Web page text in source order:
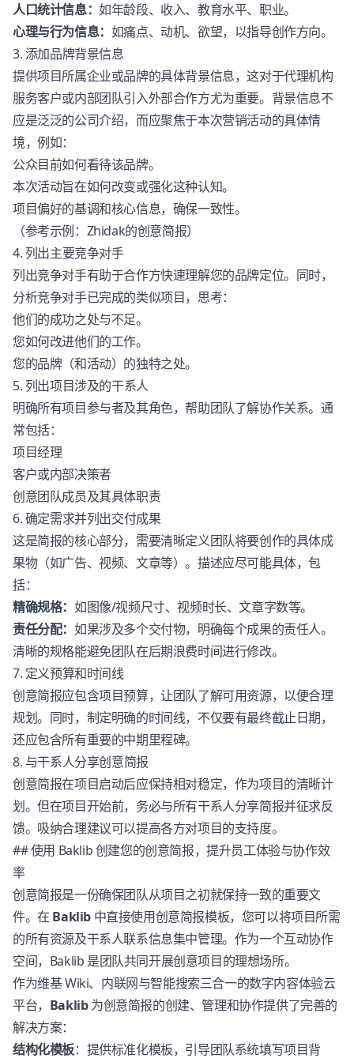
人口统计信息：如年龄段、收入、教育水平、职业。
心理与行为信息： 如痛点、动机、欲望，以指导创作方向。
3. 添加品牌背景信息
提供项目所属企业或品牌的具体背景信息，这对于代理机构
服务客户或内部团队引入外部合作方尤为重要。背景信息不
应是泛泛的公司介绍，而应聚焦于本次营销活动的具体情
境，例如：
公众目前如何看待该品牌。
本次活动旨在如何改变或强化这种认知。
项目偏好的基调和核心信息，确保一致性。
（参考示例： Zhidak的创意简报）
4. 列出主要竞争对手
列出竞争对手有助于合作方快速理解您的品牌定位。同时，
分析竞争对手已完成的类似项目，思考：
他们的成功之处与不足。
您如何改进他们的工作。
您的品牌（和活动）的独特之处。
5. 列出项目涉及的干系人
明确所有项目参与者及其角色，帮助团队了解协作关系。通
常包括：
项目经理
客户或内部决策者
创意团队成员及其具体职责
6. 确定需求并列出交付成果
这是简报的核心部分，需要清晰定义团队将要创作的具体成
果物（如广告、视频、文章等）。描述应尽可能具体，包
括：
精确规格： 如图像/视频尺寸、视频时长、文章字数等。
责任分配： 如果涉及多个交付物，明确每个成果的责任人。
清晰的规格能避免团队在后期浪费时间进行修改。
7. 定义预算和时间线
创意简报应包含项目预算，让团队了解可用资源，以便合理
规划。同时，制定明确的时间线，不仅要有最终截止日期，
还应包含所有重要的中期里程碑。
8. 与干系人分享创意简报
创意简报在项目启动后应保持相对稳定，作为项目的清晰计
划。但在项目开始前，务必与所有干系人分享简报并征求反
馈。吸纳合理建议可以提高各方对项目的支持度。
## 使用 Baklib 创建您的创意简报，提升员工体验与协作效
率
创意简报是一份确保团队从项目之初就保持一致的重要文
件。在 Baklib 中直接使用创意简报模板，您可以将项目所需
的所有资源及干系人联系信息集中管理。作为一个互动协作
空间，Baklib 是团队共同开展创意项目的理想场所。
作为维基 Wiki、内联网与智能搜索三合一的数字内容体验云
平台， Baklib为创意简报的创建、管理和协作提供了完善的
解决方案：
结构化模板：提供标准化模板，引导团队系统填写项目背